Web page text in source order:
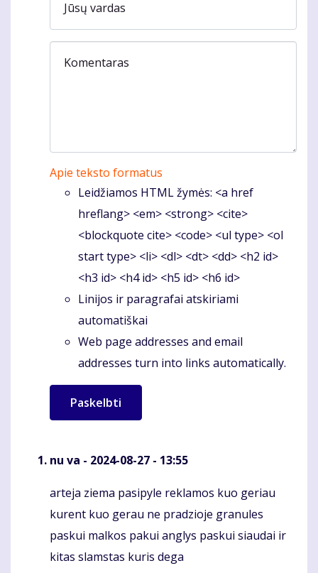
Jūsų vardas
Komentaras
Apie teksto formatus
Leidžiamos HTML žymės: <a href
hreflang> <em> <strong> <cite>
<blockquote cite> <code> <ul type> <ol
start type> <li> <dl> <dt> <dd> <h2 id>
<h3 id> <h4 id> <h5 id> <h6 id>
Linijos ir paragrafai atskiriami
automatiškai
Web page addresses and email
addresses turn into links automatically.
nu va - 2024-08-27 - 13:55
Komentaras
arteja ziema pasipyle reklamos kuo geriau
kurent kuo gerau ne pradzioje granules
paskui malkos pakui anglys paskui siaudai ir
kitas slamstas kuris dega